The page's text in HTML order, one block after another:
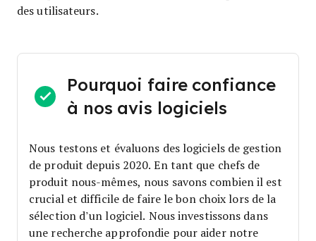
des utilisateurs.
Pourquoi faire confiance
à nos avis logiciels
Nous testons et évaluons des logiciels de gestion
de produit depuis 2020. En tant que chefs de
produit nous-mêmes, nous savons combien il est
crucial et difficile de faire le bon choix lors de la
sélection d’un logiciel. Nous investissons dans
une recherche approfondie pour aider notre